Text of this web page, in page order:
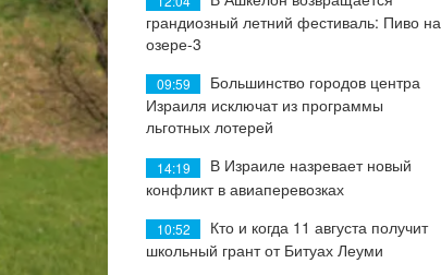
грандиозный летний фестиваль: Пиво на
озере-3
09:59
Большинство городов центра
Израиля исключат из программы
льготных лотерей
14:19
В Израиле назревает новый
конфликт в авиаперевозках
10:52
Кто и когда 11 августа получит
школьный грант от Битуах Леуми